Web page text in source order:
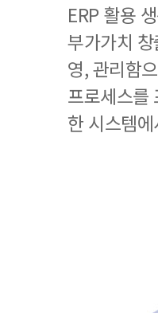
ERP 활용
부가가치
영, 관리함
프로세스를
한 시스템